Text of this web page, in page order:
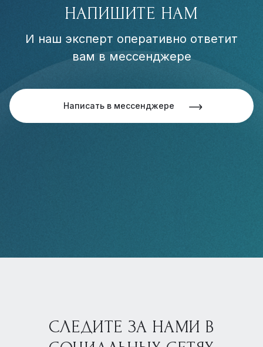
НАПИШИТЕ НАМ
И наш эксперт оперативно ответит
вам в мессенджере
Написать в мессенджере
СЛЕДИТЕ ЗА НАМИ В